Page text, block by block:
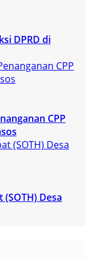
DPRD di
CPP
Desa